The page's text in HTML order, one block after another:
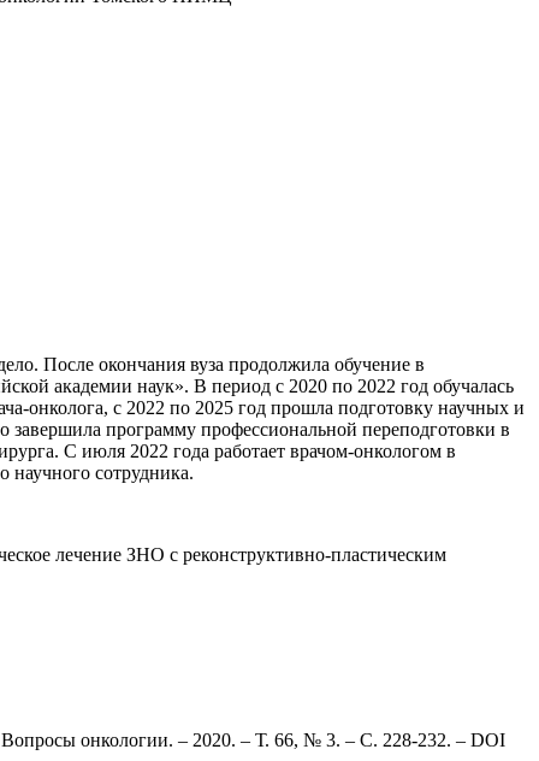
После окончания вуза продолжила обучение в
академии наук». В период с 2020 по 2022 год обучалась
онколога, с 2022 по 2025 год прошла подготовку научных и
завершила программу профессиональной переподготовки в
С июля 2022 года работает врачом-онкологом в
сотрудника.
лечение ЗНО с реконструктивно-пластическим
онкологии. – 2020. – Т. 66, № 3. – С. 228-232. – DOI